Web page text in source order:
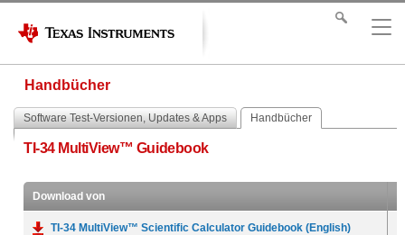
Handbücher
Software Test-Versionen, Updates & Apps Handbücher
TI-34 MultiView™ Guidebook
Download von
TI-34 MultiView™ Scientific Calculator Guidebook (English)